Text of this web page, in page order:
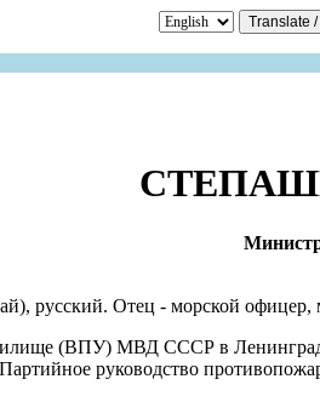
русский. Отец - морской офицер,
(ВПУ) МВД СССР в
руководство